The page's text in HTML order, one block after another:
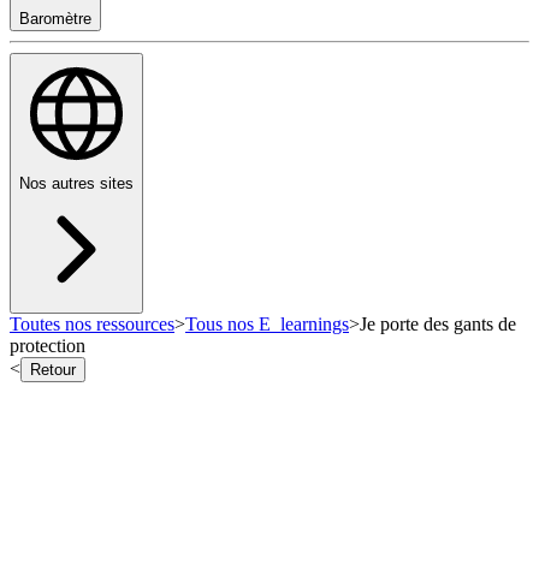
Baromètre
Nos autres sites
Toutes nos ressources>Tous nos E_learnings>Je porte des gants de
protection
<
Retour